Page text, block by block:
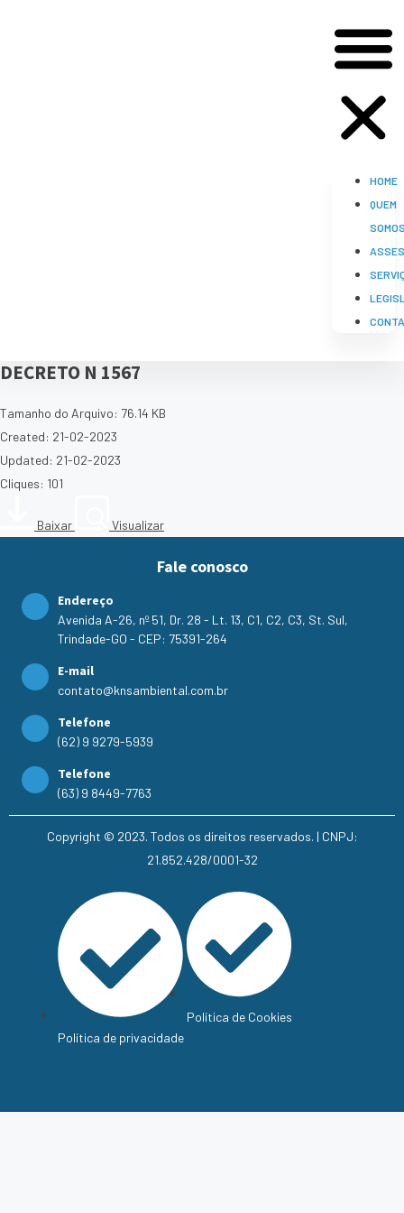
HOME
QUEM
DECRETO N 1567
Tamanho do Arquivo: 76.14 KB
Created: 21-02-2023
Updated: 21-02-2023
Cliques: 101
Baixar Visualizar
Fale conosco
Endereço
Avenida A-26, nº 51, Dr. 28 - Lt. 13, C1, C2, C3, St. Sul,
Trindade-GO - CEP: 75391-264
E-mail
contato@knsambiental.com.br
Telefone
(62) 9 9279-5939
Telefone
(63) 9 8449-7763
Copyright © 2023. Todos os direitos reservados. | CNPJ:
21.852.428/0001-32
Política de privacidade
Política de Cookies